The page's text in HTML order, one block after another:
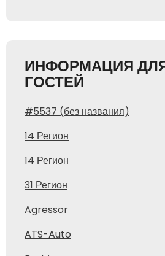
ИНФОРМАЦИЯ
ГОСТЕЙ
#5537 (без названия)
14 Регион
14 Регион
31 Регион
Agressor
ATS-Auto